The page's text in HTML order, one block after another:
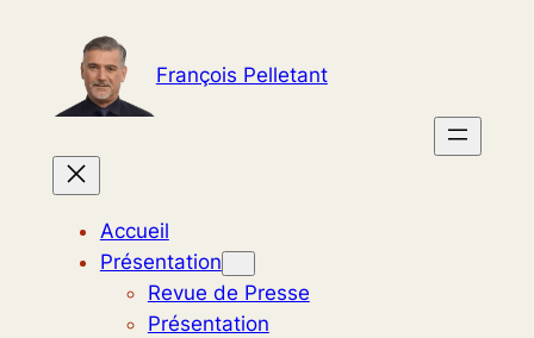
contenu
François Pelletant
Accueil
Présentation
Revue de Presse
Présentation